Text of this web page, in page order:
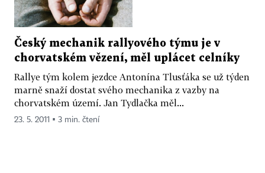
Český mechanik rallyového týmu je v
chorvatském vězení, měl uplácet celníky
Rallye tým kolem jezdce Antonína Tlusťáka se už týden
marně snaží dostat svého mechanika z vazby na
chorvatském území. Jan Tydlačka měl...
23. 5. 2011 ▪ 3 min. čtení